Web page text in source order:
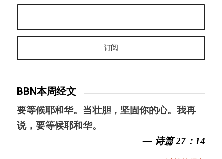
BBN本周经文
要等候耶和华。当壮胆，坚固你的心。我再
说，要等候耶和华。
— 诗篇 27：14